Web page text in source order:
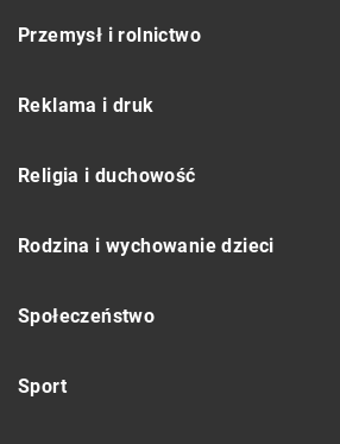
Przemysł i rolnictwo
Reklama i druk
Religia i duchowość
Rodzina i wychowanie dzieci
Społeczeństwo
Sport